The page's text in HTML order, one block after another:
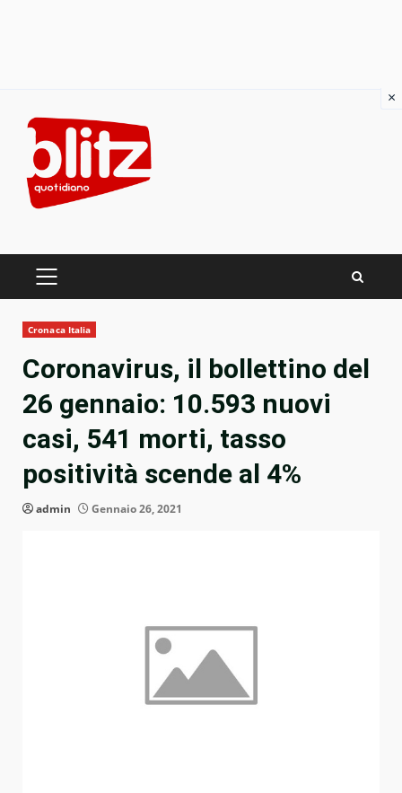
content
PRIMARY
Cronaca Italia
Coronavirus, il bollettino del
26 gennaio: 10.593 nuovi
casi, 541 morti, tasso
positività scende al 4%
admin Gennaio 26, 2021
×